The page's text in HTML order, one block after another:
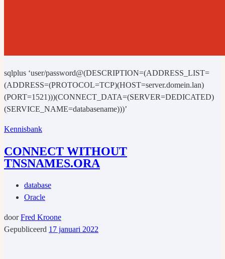
sqlplus ‘user/password@(DESCRIPTION=(ADDRESS_LIST=
(ADDRESS=(PROTOCOL=TCP)(HOST=server.domein.lan)
(PORT=1521)))(CONNECT_DATA=(SERVER=DEDICATED)
(SERVICE_NAME=databasename)))’
Kennisbank
CONNECT WITHOUT
TNSNAMES.ORA
database
Oracle
doorFred Kroone
Gepubliceerd 17 januari 2022